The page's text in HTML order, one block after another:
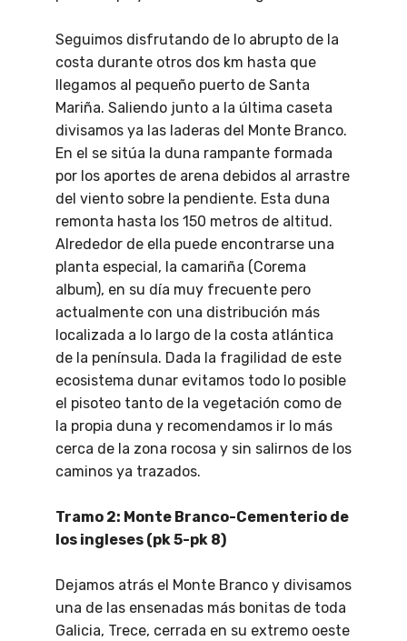
Seguimos disfrutando de lo abrupto de la
costa durante otros dos km hasta que
llegamos al pequeño puerto de Santa
Mariña. Saliendo junto a la última caseta
divisamos ya las laderas del Monte Branco.
En el se sitúa la duna rampante formada
por los aportes de arena debidos al arrastre
del viento sobre la pendiente. Esta duna
remonta hasta los 150 metros de altitud.
Alrededor de ella puede encontrarse una
planta especial, la camariña (Corema
album), en su día muy frecuente pero
actualmente con una distribución más
localizada a lo largo de la costa atlántica
de la península. Dada la fragilidad de este
ecosistema dunar evitamos todo lo posible
el pisoteo tanto de la vegetación como de
la propia duna y recomendamos ir lo más
cerca de la zona rocosa y sin salirnos de los
caminos ya trazados.
Tramo 2: Monte Branco-Cementerio de
los ingleses (pk 5-pk 8)
Dejamos atrás el Monte Branco y divisamos
una de las ensenadas más bonitas de toda
Galicia, Trece, cerrada en su extremo oeste